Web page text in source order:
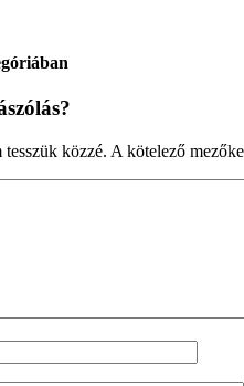
közzé. A kötelező